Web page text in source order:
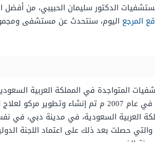
الدكتور سليمان الحبيبي، من أفضل
المرجع اليوم، سنتحدث عن مستشفى
المتواجدة في المملكة العربية
العربية السعودية، في مدينة دبي،